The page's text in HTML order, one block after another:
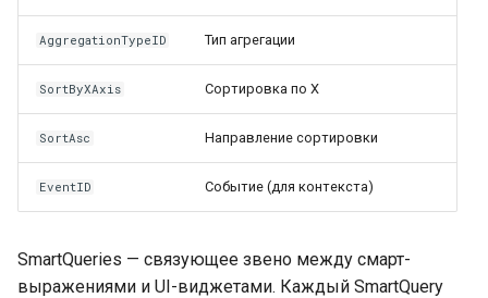
AggregationTypeID Тип агрегации
SortByXAxis Сортировка по X
SortAsc Направление сортировки
EventID Событие (для контекста)
SmartQueries — связующее звено между смарт-
выражениями и UI-виджетами. Каждый SmartQuery